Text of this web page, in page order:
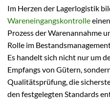
Im Herzen der Lagerlogistik
Wareneingangskontrolle
Prozess der Warenannahme
Rolle im
Es handelt sich nicht nur um
Empfangs von Gütern,
Qualitätsprüfung, die
den festgelegten Standards